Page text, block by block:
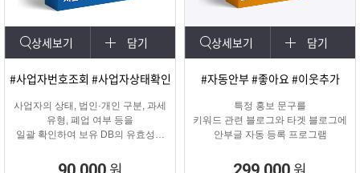
상세보기 담기
#사업자번호조회 #사업자상태확인
사업자의 상태, 법인·개인 구분, 과세
유형, 폐업 여부 등을
일괄 확인하여 보유 DB의 유효성을
프로그램
상세보기 담기
#자동안부 #좋아요 #이웃추가
특정 홍보 문구를
키워드 관련 블로그와 타겟 블로그에
안부글 자동 등록 프로그램